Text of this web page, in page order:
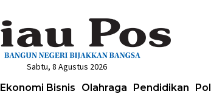
Sabtu, 8 Agustus 2026
Ekonomi Bisnis Olahraga Pendidikan